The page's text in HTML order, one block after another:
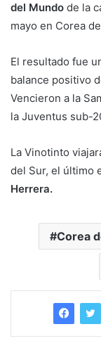
del Mundo de la
mayo en Corea
El resultado fue
balance positivo
Vencieron a la
la Juventus sub-
La Vinotinto
del Sur, el último
Herrera.
Corea